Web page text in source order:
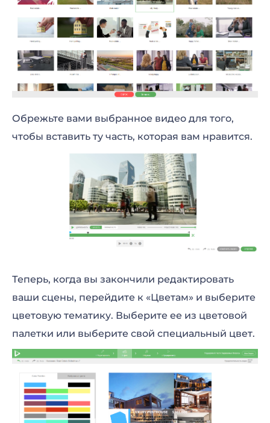
Обрежьте вами выбранное видео для того,
чтобы вставить ту часть, которая вам нравится.
Теперь, когда вы закончили редактировать
ваши сцены, перейдите к «Цветам» и выберите
цветовую тематику. Выберите ее из цветовой
палетки или выберите свой специальный цвет.